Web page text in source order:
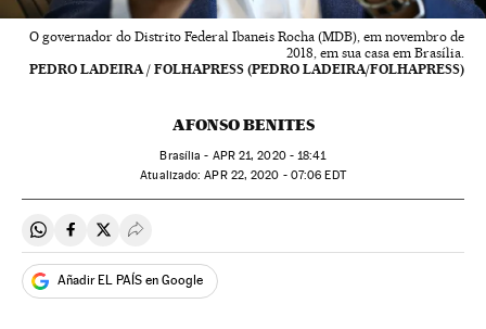
O governador do Distrito Federal Ibaneis Rocha (MDB), em novembro de
2018, em sua casa em Brasília.
PEDRO LADEIRA / FOLHAPRESS (PEDRO LADEIRA/FOLHAPRESS)
AFONSO BENITES
Brasília - APR21, 2020 - 18:41
atualizado: APR22, 2020 - 07:06 EDT
Compartir en Whatsapp
Compartir en Facebook
Compartir en Twitter
Desplegar Redes Sociales
Añadir EL PAÍS en Google